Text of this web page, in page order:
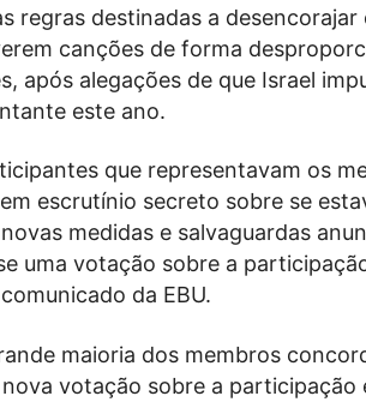
regras destinadas a
canções de forma
após alegações de que Israel
este ano.
que representavam os
escrutínio secreto sobre se
medidas e salvaguardas
uma votação sobre a
da EBU.
maioria dos membros
votação sobre a participação